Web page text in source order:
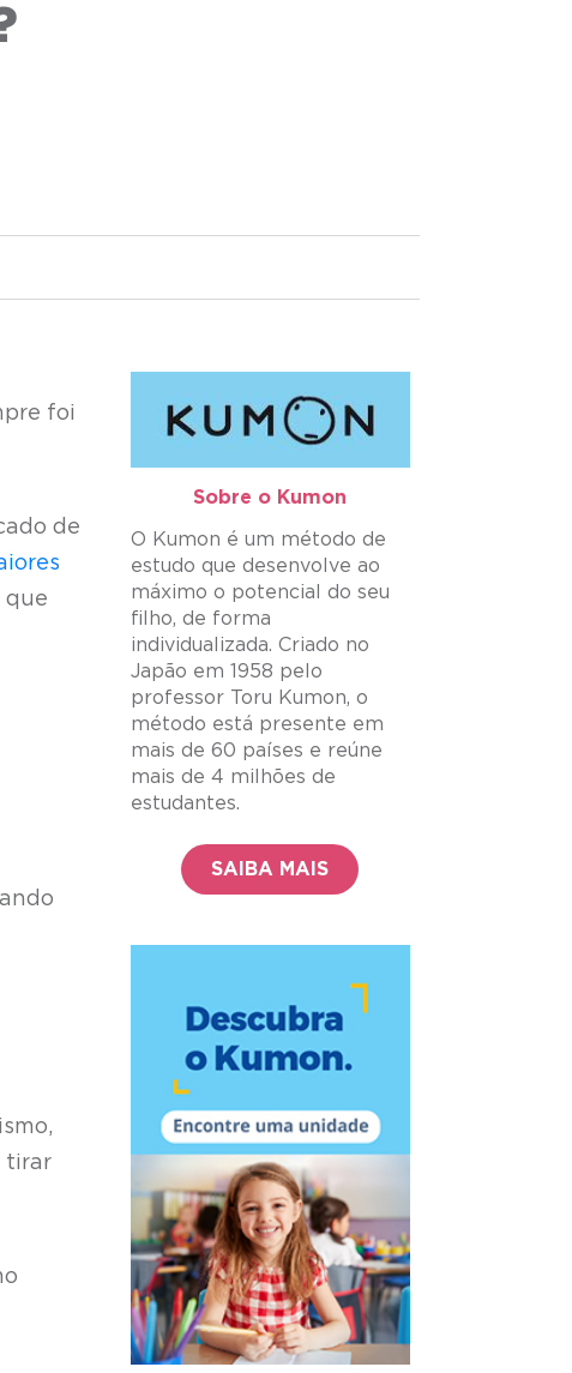
foi
de
que
tirar
Sobre o Kumon​
O Kumon é um método de
estudo que desenvolve ao
máximo o potencial do seu
filho, de forma
individualizada. Criado no
Japão em 1958 pelo
professor Toru Kumon, o
método está presente em
mais de 60 países e reúne
mais de 4 milhões de
estudantes.
SAIBA MAIS